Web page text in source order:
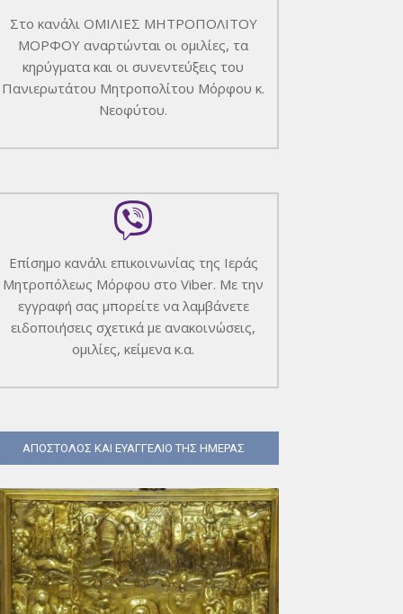
Στο κανάλι ΟΜΙΛΙΕΣ ΜΗΤΡΟΠΟΛΙΤΟΥ
ΜΟΡΦΟΥ αναρτώνται οι ομιλίες, τα
κηρύγματα και οι συνεντεύξεις του
Πανιερωτάτου Μητροπολίτου Μόρφου κ.
Νεοφύτου.
Επίσημο κανάλι επικοινωνίας της Ιεράς
Μητροπόλεως Μόρφου στο Viber. Με την
εγγραφή σας μπορείτε να λαμβάνετε
ειδοποιήσεις σχετικά με ανακοινώσεις,
ομιλίες, κείμενα κ.α.
ΑΠΟΣΤΟΛΟΣ ΚΑΙ ΕΥΑΓΓΕΛΙΟ ΤΗΣ ΗΜΕΡΑΣ